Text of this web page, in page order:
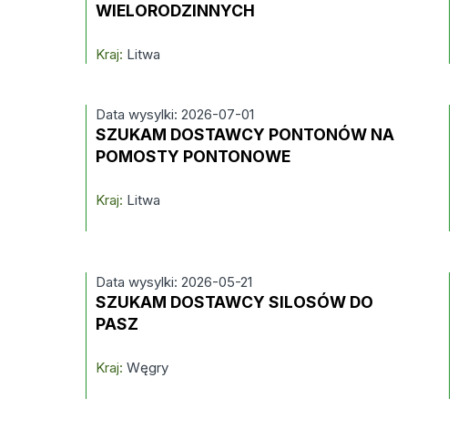
WIELORODZINNYCH
Kraj: Litwa
Data wysylki: 2026-07-01
SZUKAM DOSTAWCY PONTONÓW NA
POMOSTY PONTONOWE
Kraj: Litwa
Data wysylki: 2026-05-21
SZUKAM DOSTAWCY SILOSÓW DO
PASZ
Kraj: Węgry